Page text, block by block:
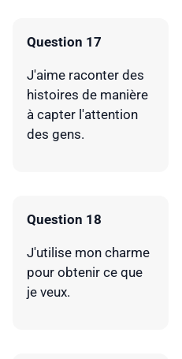
Question 17
J'aime raconter des
histoires de manière
à capter l'attention
des gens.
Question 18
J'utilise mon charme
pour obtenir ce que
je veux.